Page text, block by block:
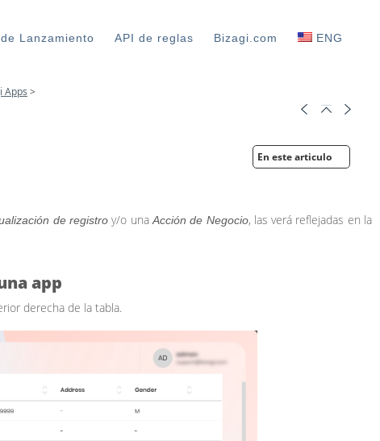
Lanzamiento API de reglas Bizagi.com ENG